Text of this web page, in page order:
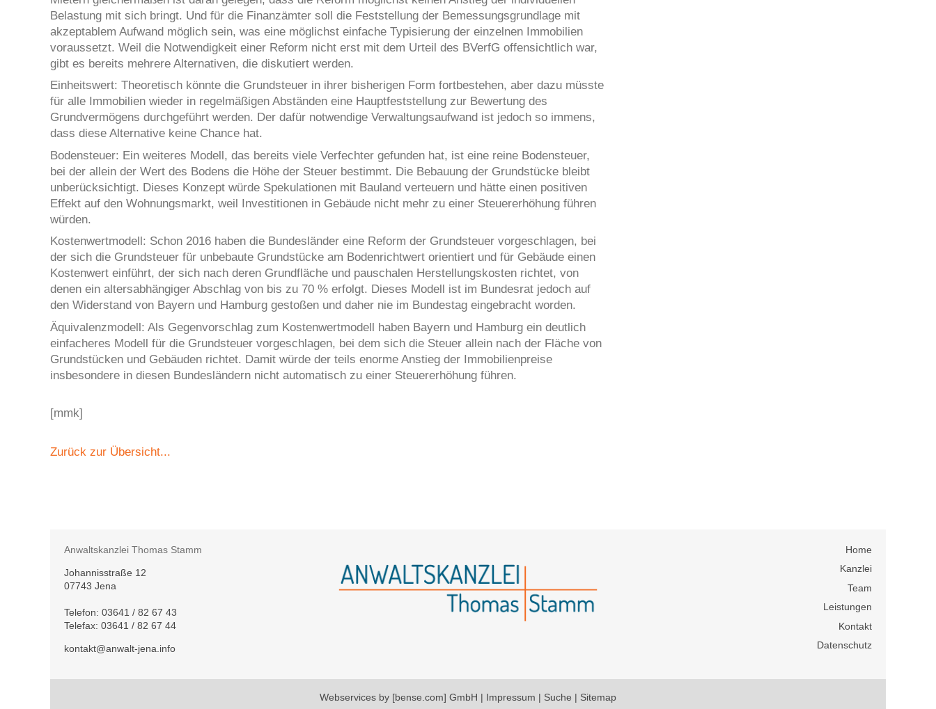
Belastung mit sich bringt. Und für die Finanzämter soll die Feststellung der Bemessungsgrundlage mit
akzeptablem Aufwand möglich sein, was eine möglichst einfache Typisierung der einzelnen Immobilien
voraussetzt. Weil die Notwendigkeit einer Reform nicht erst mit dem Urteil des BVerfG offensichtlich war,
gibt es bereits mehrere Alternativen, die diskutiert werden.
Einheitswert: Theoretisch könnte die Grundsteuer in ihrer bisherigen Form fortbestehen, aber dazu müsste
für alle Immobilien wieder in regelmäßigen Abständen eine Hauptfeststellung zur Bewertung des
Grundvermögens durchgeführt werden. Der dafür notwendige Verwaltungsaufwand ist jedoch so immens,
dass diese Alternative keine Chance hat.
Bodensteuer: Ein weiteres Modell, das bereits viele Verfechter gefunden hat, ist eine reine Bodensteuer,
bei der allein der Wert des Bodens die Höhe der Steuer bestimmt. Die Bebauung der Grundstücke bleibt
unberücksichtigt. Dieses Konzept würde Spekulationen mit Bauland verteuern und hätte einen positiven
Effekt auf den Wohnungsmarkt, weil Investitionen in Gebäude nicht mehr zu einer Steuererhöhung führen
würden.
Kostenwertmodell: Schon 2016 haben die Bundesländer eine Reform der Grundsteuer vorgeschlagen, bei
der sich die Grundsteuer für unbebaute Grundstücke am Bodenrichtwert orientiert und für Gebäude einen
Kostenwert einführt, der sich nach deren Grundfläche und pauschalen Herstellungskosten richtet, von
denen ein altersabhängiger Abschlag von bis zu 70 % erfolgt. Dieses Modell ist im Bundesrat jedoch auf
den Widerstand von Bayern und Hamburg gestoßen und daher nie im Bundestag eingebracht worden.
Äquivalenzmodell: Als Gegenvorschlag zum Kostenwertmodell haben Bayern und Hamburg ein deutlich
einfacheres Modell für die Grundsteuer vorgeschlagen, bei dem sich die Steuer allein nach der Fläche von
Grundstücken und Gebäuden richtet. Damit würde der teils enorme Anstieg der Immobilienpreise
insbesondere in diesen Bundesländern nicht automatisch zu einer Steuererhöhung führen.
[mmk]
Zurück zur Übersicht...
Anwaltskanzlei Thomas Stamm
Johannisstraße 12
07743 Jena
Telefon: 03641 / 82 67 43
Telefax: 03641 / 82 67 44
kontakt@anwalt-jena.info
Home
Kanzlei
Team
Leistungen
Kontakt
Datenschutz
Webservices by [bense.com] GmbH | Impressum | Suche | Sitemap